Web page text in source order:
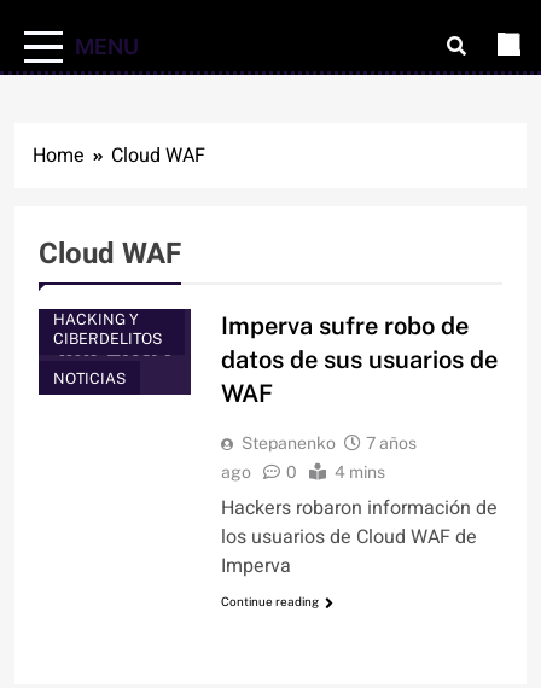
MENU
Home Cloud WAF
Cloud WAF
HACKING Y
CIBERDELITOS
NOTICIAS
Imperva sufre robo de
datos de sus usuarios de
WAF
Stepanenko
7 años
ago
0 4 mins
Hackers robaron información de
los usuarios de Cloud WAF de
Imperva
Continue reading